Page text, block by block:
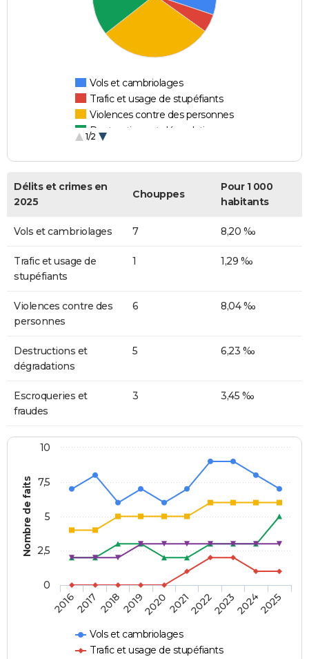
Vols et cambriolages
Trafic et usage de stupéfiants
Violences contre des personnes
Destructions et dégradations
1/2
Délits et crimes en
2025
Chouppes
Pour 1 000
habitants
Vols et cambriolages 7 8,20 ‰
Trafic et usage de
stupéfiants
1 1,29 ‰
Violences contre des
personnes
6 8,04 ‰
Destructions et
dégradations
5 6,23 ‰
Escroqueries et
fraudes
3 3,45 ‰
Nombre de faits
Vols et cambriolages
Trafic et usage de stupéfiants
20162017 20182019202020212022202320242025
0
2,5
5
7,5
10